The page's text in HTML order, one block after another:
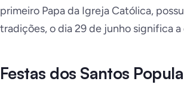
primeiro Papa da Igreja Católica,
tradições, o dia 29 de junho significa
Festas dos Santos